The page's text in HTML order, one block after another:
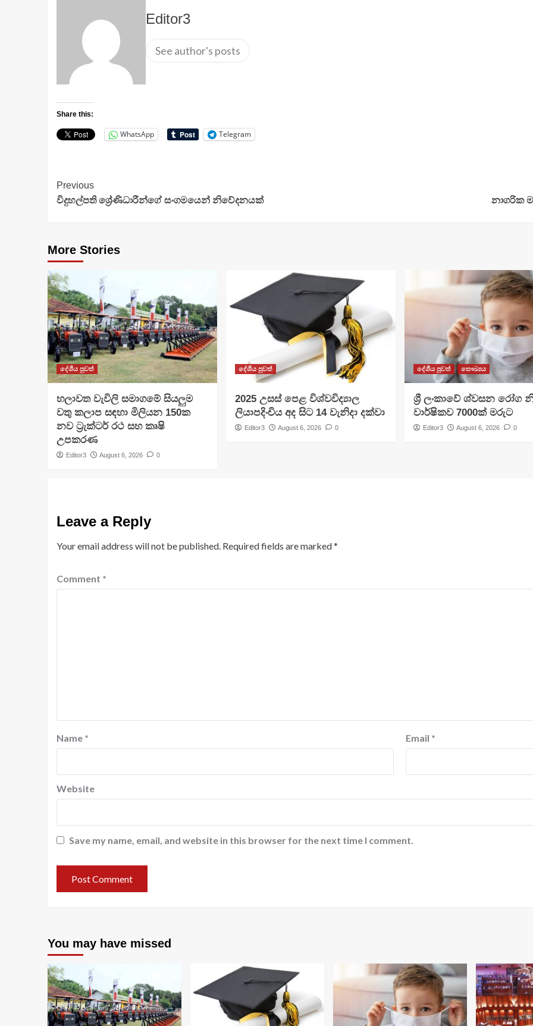
Editor3
See author's posts
Share this:
WhatsApp Telegram
Continue
Reading
Previous
විදුහල්පති ශ්‍රේණිධාරීන්ගේ සංගමයෙන් නිවේදනයක්
නාගරික
More Stories
දේශීය පුවත්
හලාවත වැවිලි සමාගමේ සියලුම
වතු කලාප සඳහා මිලියන 150ක
නව ට්‍රැක්ටර් රථ සහ කෘෂි
උපකරණ
Editor3 August 6, 2026 0
දේශීය පුවත්
​2025 උසස් පෙළ විශ්වවිද්‍යාල
ලියාපදිංචිය අද සිට 14 වැනිදා දක්වා
Editor3 August 6, 2026 0
දේශීය පුවත් සෞඛ්‍යය
ශ්‍රී ලංකාවේ ශ්වසන රෝග
වාර්ෂිකව 7000ක් මරුට
Editor3 August 6, 2026 0
Leave a Reply
Your email address will not be published. Required fields are marked*
Comment *
Name * Email *
Website
Save my name, email, and website in this browser for the next time I comment.
You may have missed